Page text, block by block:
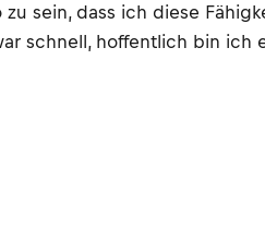
sein, dass ich diese
schnell, hoffentlich bin ich